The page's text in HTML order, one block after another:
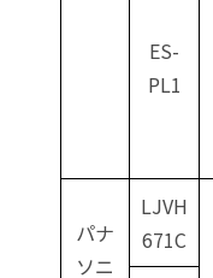
ES-
PL1
パナ
ソニ
LJVH
671C